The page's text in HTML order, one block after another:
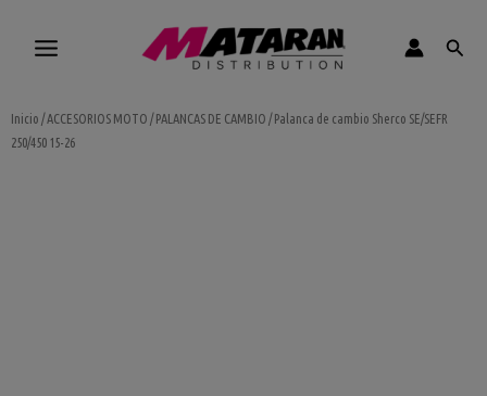
contenido
Inicio /ACCESORIOS MOTO /PALANCAS DE CAMBIO / Palanca de cambio Sherco SE/SEFR
250/450 15-26